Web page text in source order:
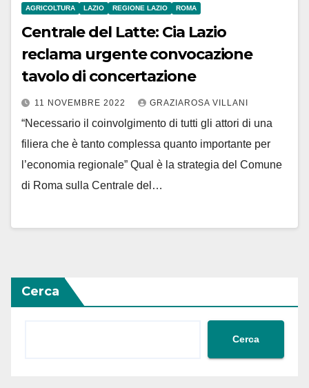
AGRICOLTURA LAZIO REGIONE LAZIO ROMA
Centrale del Latte: Cia Lazio
reclama urgente convocazione
tavolo di concertazione
11 NOVEMBRE 2022 GRAZIAROSA VILLANI
“Necessario il coinvolgimento di tutti gli attori di una
filiera che è tanto complessa quanto importante per
l’economia regionale” Qual è la strategia del Comune
di Roma sulla Centrale del…
Cerca
Cerca